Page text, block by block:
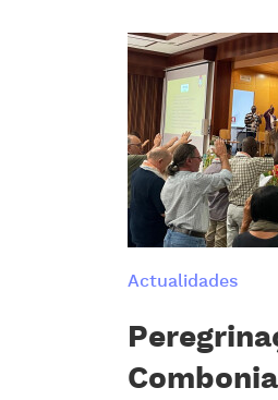
Actualidades